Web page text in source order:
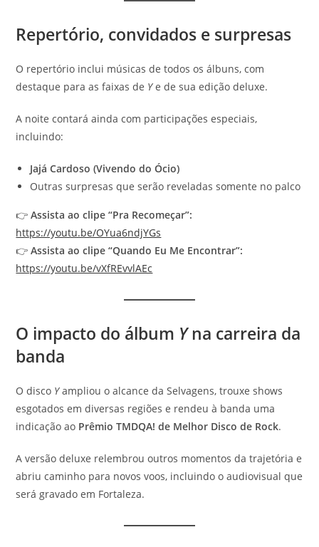
Repertório, convidados e surpresas
O repertório inclui músicas de todos os álbuns, com
destaque para as faixas de Ye de sua edição deluxe.
A noite contará ainda com participações especiais,
incluindo:
Jajá Cardoso (Vivendo do Ócio)
Outras surpresas que serão reveladas somente no palco
👉Assista ao clipe “Pra Recomeçar”:
https://youtu.be/OYua6ndjYGs
👉Assista ao clipe “Quando Eu Me Encontrar”:
https://youtu.be/vXfREvvlAEc
O impacto do álbum Yna carreira da
banda
O disco Yampliou o alcance da Selvagens, trouxe shows
esgotados em diversas regiões e rendeu à banda uma
indicação ao Prêmio TMDQA! de Melhor Disco de Rock.
A versão deluxe relembrou outros momentos da trajetória e
abriu caminho para novos voos, incluindo o audiovisual que
será gravado em Fortaleza.